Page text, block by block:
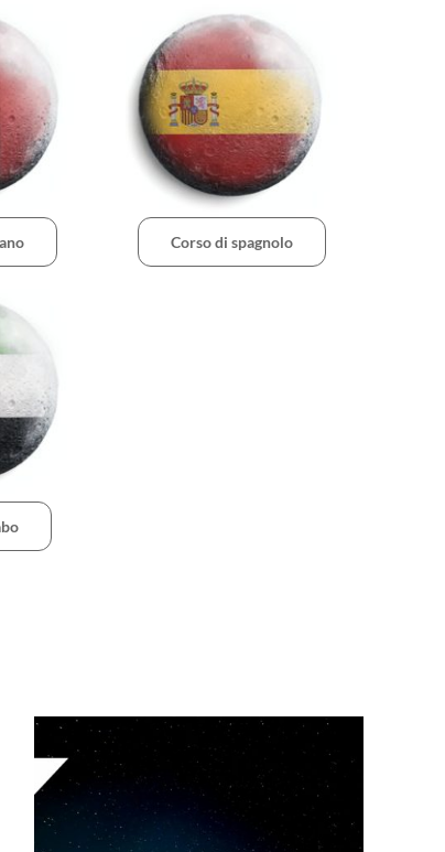
Corso di spagnolo